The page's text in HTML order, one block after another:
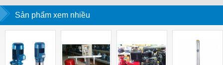
Sản phẩm xem nhiều